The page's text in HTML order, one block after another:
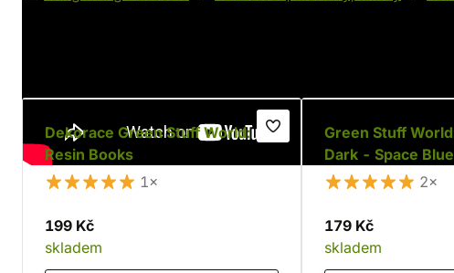
Dekorace Green Stuff World:
Resin Books
1×
199 Kč
skladem
Green Stuff
Dark - Space Blue
2×
179 Kč
skladem